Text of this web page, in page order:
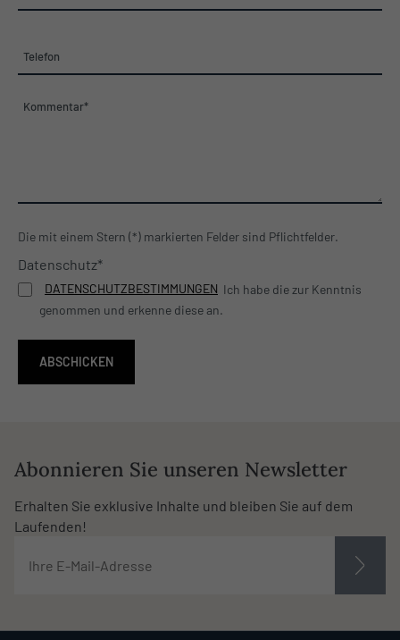
Telefon
Kommentar*
Die mit einem Stern (*) markierten Felder sind Pflichtfelder.
Datenschutz*
Ich habe die
DATENSCHUTZBESTIMMUNGEN
zur Kenntnis
genommen und erkenne diese an.
ABSCHICKEN
Abonnieren Sie unseren Newsletter
Erhalten Sie exklusive Inhalte und bleiben Sie auf dem
Laufenden!